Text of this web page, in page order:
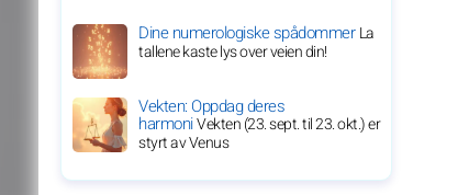
Dine numerologiske spådommerLa
tallene kaste lys over veien din!
Vekten: Oppdag deres
harmoniVekten (23. sept. til 23. okt.) er
styrt av Venus